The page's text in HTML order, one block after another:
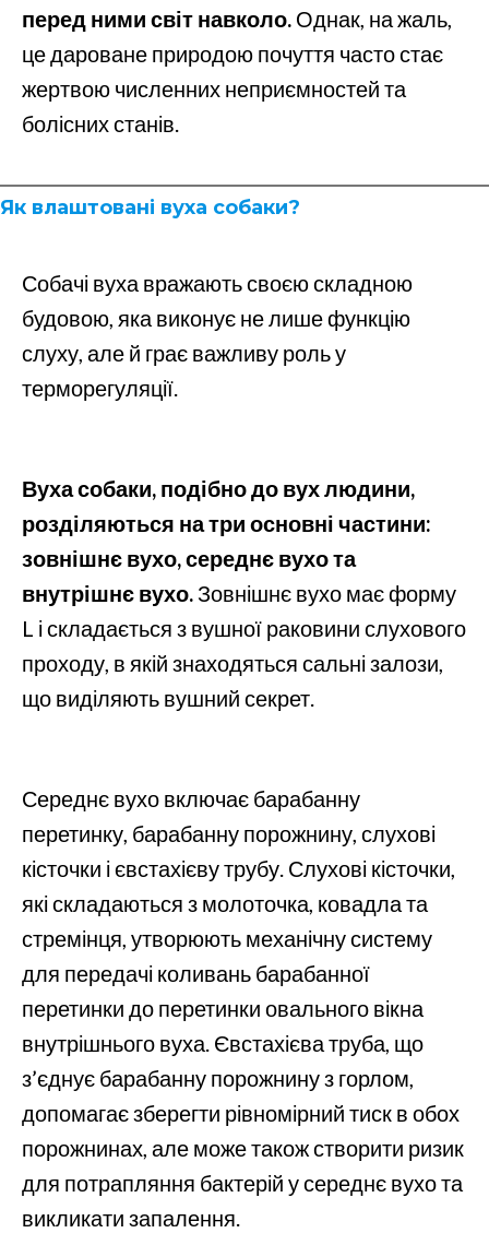
перед ними світ навколо. Однак, на жаль,
це дароване природою почуття часто стає
жертвою численних неприємностей та
болісних станів.
Як влаштовані вуха собаки?
Собачі вуха вражають своєю складною
будовою, яка виконує не лише функцію
слуху, але й грає важливу роль у
терморегуляції.
Вуха собаки, подібно до вух людини,
розділяються на три основні частини:
зовнішнє вухо, середнє вухо та
внутрішнє вухо.Зовнішнє вухо має форму
L і складається з вушної раковини слухового
проходу, в якій знаходяться сальні залози,
що виділяють вушний секрет.
Середнє вухо включає барабанну
перетинку, барабанну порожнину, слухові
кісточки і євстахієву трубу. Слухові кісточки,
які складаються з молоточка, ковадла та
стремінця, утворюють механічну систему
для передачі коливань барабанної
перетинки до перетинки овального вікна
внутрішнього вуха. Євстахієва труба, що
з’єднує барабанну порожнину з горлом,
допомагає зберегти рівномірний тиск в обох
порожнинах, але може також створити ризик
для потрапляння бактерій у середнє вухо та
викликати запалення.